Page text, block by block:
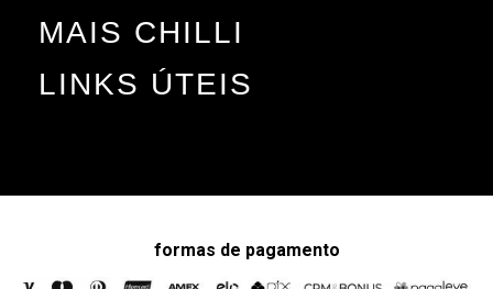
MAIS CHILLI
LINKS ÚTEIS
formas de pagamento